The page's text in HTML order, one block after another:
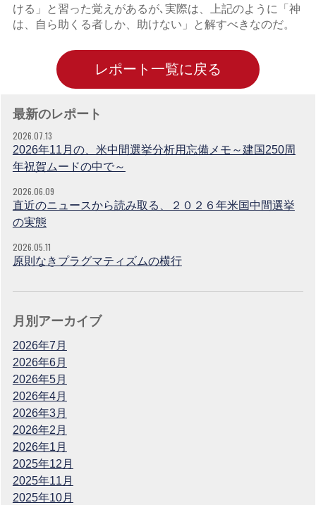
ける」と習った覚えがあるが､実際は、上記のように「神
は、自ら助くる者しか、助けない」と解すべきなのだ。
レポート一覧に戻る
最新のレポート
2026.07.13
2026年11月の、米中間選挙分析用忘備メモ～建国250周
年祝賀ムードの中で～
2026.06.09
直近のニュースから読み取る、２０２６年米国中間選挙
の実態
2026.05.11
原則なきプラグマティズムの横行
月別アーカイブ
2026年7月
2026年6月
2026年5月
2026年4月
2026年3月
2026年2月
2026年1月
2025年12月
2025年11月
2025年10月